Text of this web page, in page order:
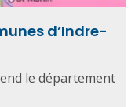
d’Indre-
le département